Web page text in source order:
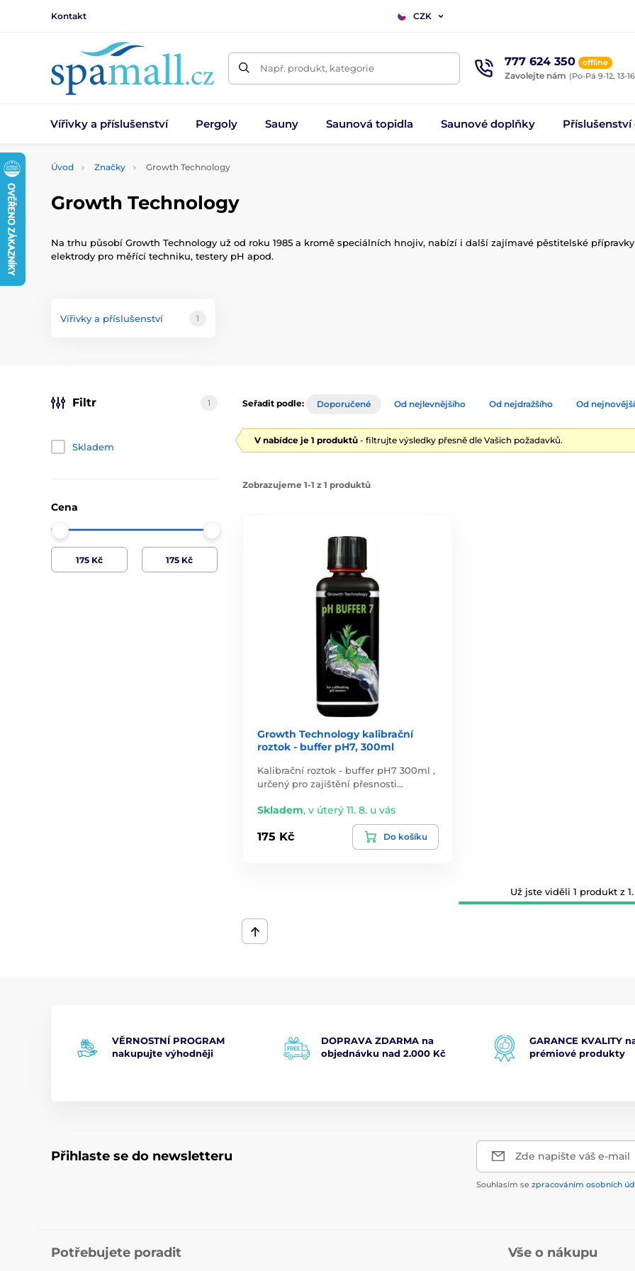
Kontakt CZK
Např. produkt, kategorie 777 624 350 offline
Zavolejte nám (Po-Pá 9-12, 13-
Vířivky a příslušenství Pergoly Sauny Saunová topidla Saunové doplňky Příslušenství
Úvod Značky Growth Technology
Growth Technology
Na trhu působí Growth Technology už od roku 1985 a kromě speciálních hnojiv, nabízí i další zajímavé pěstitelské
elektrody pro měřící techniku, testery pH apod.
Vířivky a příslušenství 1
Filtr 1
Skladem
Cena
Seřadit podle: Doporučené Od nejlevnějšího Od nejdražšího Od
V nabídce je 1 produktů - filtrujte výsledky přesně dle Vašich požadavků.
Zobrazujeme 1-1 z 1 produktů
Growth Technology kalibrační
roztok - buffer pH7, 300ml
Kalibrační roztok - buffer pH7 300ml ,
určený pro zajištění přesnosti…
Skladem, v úterý 11. 8. u vás
175 Kč Do košíku
Už jste viděli 1 produkt z 1.
VĚRNOSTNÍ PROGRAM
nakupujte výhodněji
DOPRAVA ZDARMA na
objednávku nad 2.000 Kč
GARANCE KVALITY
prémiové produkty
Přihlaste se do newsletteru Zde napište váš e-mail
Souhlasím se zpracováním osobních
Potřebujete poradit Vše o nákupu